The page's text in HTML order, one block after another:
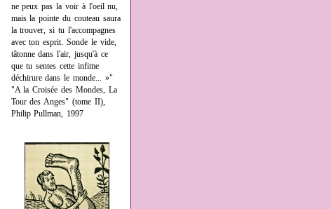
ne peux pas la voir à l'oeil nu,
mais la pointe du couteau saura
la trouver, si tu l'accompagnes
avec ton esprit. Sonde le vide,
tâtonne dans l'air, jusqu'à ce
que tu sentes cette infime
déchirure dans le monde... »"
"A la Croisée des Mondes, La
Tour des Anges" (tome II),
Philip Pullman, 1997